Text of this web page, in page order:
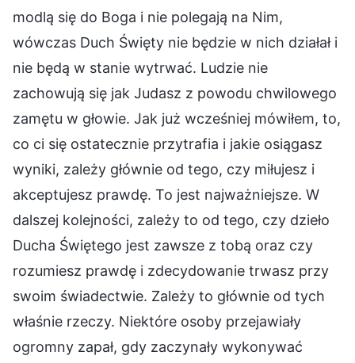
modlą się do Boga i nie polegają na Nim,
wówczas Duch Święty nie będzie w nich działał i
nie będą w stanie wytrwać. Ludzie nie
zachowują się jak Judasz z powodu chwilowego
zamętu w głowie. Jak już wcześniej mówiłem, to,
co ci się ostatecznie przytrafia i jakie osiągasz
wyniki, zależy głównie od tego, czy miłujesz i
akceptujesz prawdę. To jest najważniejsze. W
dalszej kolejności, zależy to od tego, czy dzieło
Ducha Świętego jest zawsze z tobą oraz czy
rozumiesz prawdę i zdecydowanie trwasz przy
swoim świadectwie. Zależy to głównie od tych
właśnie rzeczy. Niektóre osoby przejawiały
ogromny zapał, gdy zaczynały wykonywać